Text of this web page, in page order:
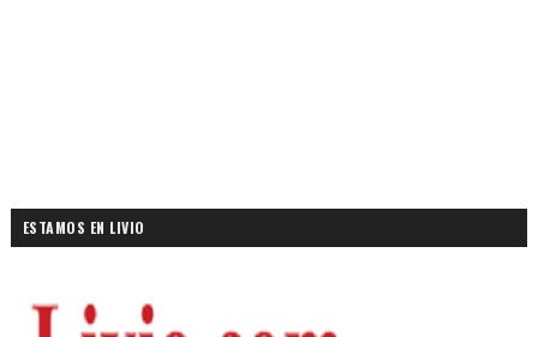
ESTAMOS EN LIVIO